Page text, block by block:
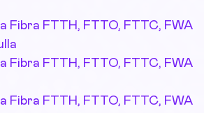
Fibra FTTH, FTTO, FTTC, FWA
Fibra FTTH, FTTO, FTTC, FWA
Fibra FTTH, FTTO, FTTC, FWA